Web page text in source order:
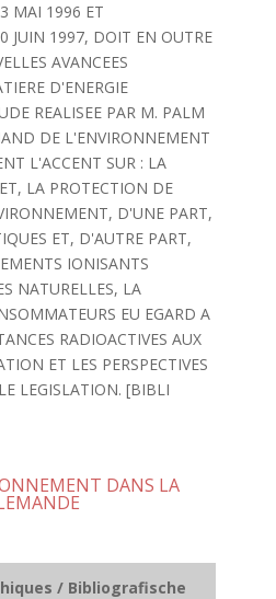
MAI 1996 ET
JUIN 1997, DOIT EN OUTRE
AVANCEES
D'ENERGIE
REALISEE PAR M. PALM
DE L'ENVIRONNEMENT
L'ACCENT SUR : LA
LA PROTECTION DE
D'UNE PART,
ET, D'AUTRE PART,
IONISANTS
NATURELLES, LA
EU EGARD A
RADIOACTIVES AUX
ET LES PERSPECTIVES
LEGISLATION. [BIBLI
DANS LA
/ Bibliografische